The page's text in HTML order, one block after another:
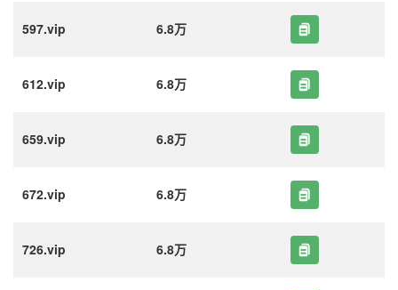
597.vip 6.8万
612.vip 6.8万
659.vip 6.8万
672.vip 6.8万
726.vip 6.8万